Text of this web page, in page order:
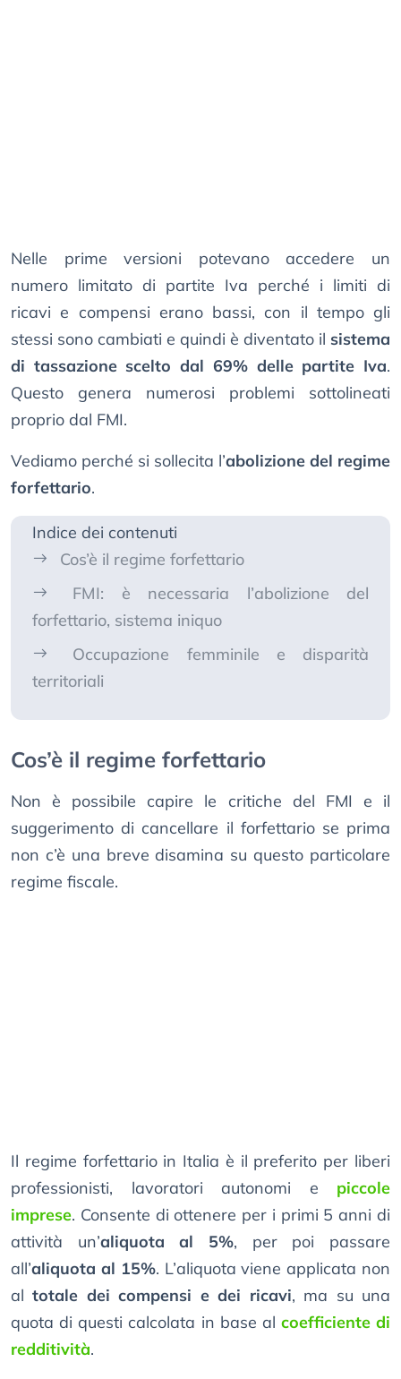
Nelle prime versioni potevano accedere un
numero limitato di partite Iva perché i limiti di
ricavi e compensi erano bassi, con il tempo gli
stessi sono cambiati e quindi è diventato il sistema
di tassazione scelto dal 69% delle partite Iva.
Questo genera numerosi problemi sottolineati
proprio dal FMI.
Vediamo perché si sollecita l’abolizione del regime
forfettario.
Indice dei contenuti
Cos’è il regime forfettario
FMI: è necessaria l’abolizione del
forfettario, sistema iniquo
Occupazione femminile e disparità
territoriali
Cos’è il regime forfettario
Non è possibile capire le critiche del FMI e il
suggerimento di cancellare il forfettario se prima
non c’è una breve disamina su questo particolare
regime fiscale.
Il regime forfettario in Italia è il preferito per liberi
professionisti, lavoratori autonomi e piccole
imprese. Consente di ottenere per i primi 5 anni di
attività un’aliquota al 5%, per poi passare
all’aliquota al 15%. L’aliquota viene applicata non
altotale dei compensi e dei ricavi, ma su una
quota di questi calcolata in base al coefficiente di
redditività.